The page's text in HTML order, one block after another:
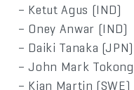
– Ketut Agus (IND)
– Oney Anwar (IND)
– Daiki Tanaka (JPN)
– John Mark
– Kian Martin (SWE)